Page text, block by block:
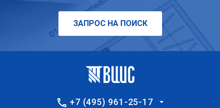
ЗАПРОС НА ПОИСК
+7 (495) 961-25-17